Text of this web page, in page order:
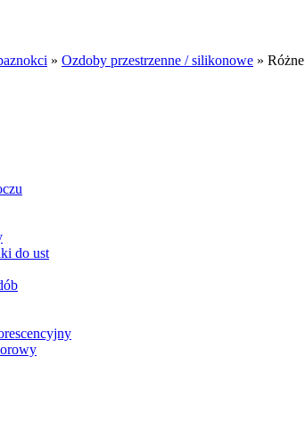
» Ozdoby przestrzenne / silikonowe » Różne
do ust